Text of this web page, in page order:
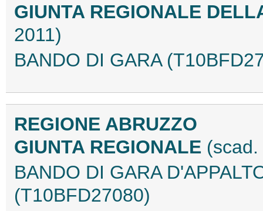
GIUNTA REGIONALE
2011)
BANDO DI GARA
REGIONE ABRUZZO
GIUNTA REGIONALE
BANDO DI GARA
(T10BFD27080)